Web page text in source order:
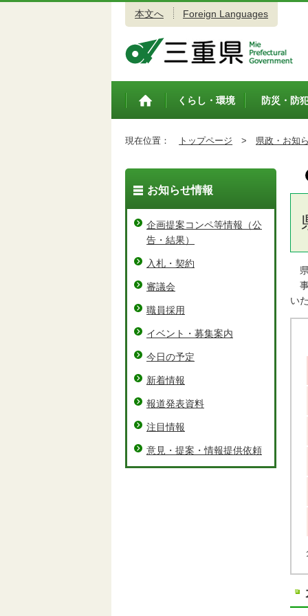
本文へ Foreign Languages
トップペ
くらし・環境 防災・防
現在位置： トップページ > 県政・お知
県
事
い
お知らせ情報
企画提案コンペ等情報（公
告・結果）
入札・契約
審議会
職員採用
イベント・募集案内
今日の予定
新着情報
報道発表資料
注目情報
意見・提案・情報提供依頼